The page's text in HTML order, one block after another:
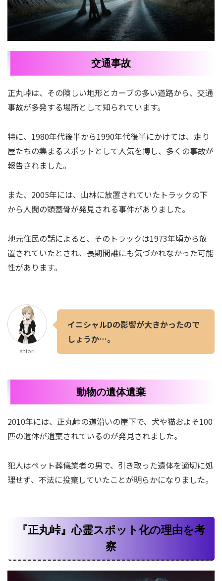
交通事故
正丸峠は、その険しい地形とカーブの多い道路から、交通
事故が多発する場所として知られています。
特に、1980年代後半から1990年代後半にかけては、走り
屋たちの集まるスポットとして人気を博し、多くの事故が
報告されました。
また、2005年には、山林に放置されていたトラックの下
から人間の頭蓋骨が発見される事件がありました。
地元住民の話によると、そのトラックは1973年頃から放
置されていたとされ、長期間誰にも気づかれなかった可能
性があります。
shiori
イニシャルDの影響が大きかったので
しょうか…。
動物の遺体遺棄
2010年には、正丸峠の道沿いの崖下で、犬や猫およそ100
匹の遺体が遺棄されているのが発見されました。
犯人はペット葬儀業者の男で、引き取った遺体を適切に処
理せず、不法に投棄していたことが明らかになりました。
『正丸峠』心霊スポット化の理由を考
察